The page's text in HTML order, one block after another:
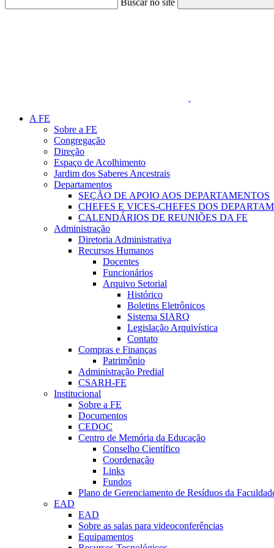
Buscar no site
A FE
Sobre a FE
Congregação
Direção
Espaço de Acolhimento
Jardim dos Saberes Ancestrais
Departamentos
SEÇÃO DE APOIO AOS DEPARTAMENTOS
CHEFES E VICES-CHEFES DOS
CALENDÁRIOS DE REUNIÕES DA FE
Administração
Diretoria Administrativa
Recursos Humanos
Docentes
Funcionários
Arquivo Setorial
Histórico
Boletins Eletrônicos
Sistema SIARQ
Legislação Arquivística
Contato
Compras e Finanças
Patrimônio
Administração Predial
CSARH-FE
Institucional
Sobre a FE
Documentos
CEDOC
Centro de Memória da Educação
Conselho Científico
Coordenação
Links
Fundos
Plano de Gerenciamento de Resíduos da
EAD
EAD
Sobre as salas para videoconferências
Equipamentos